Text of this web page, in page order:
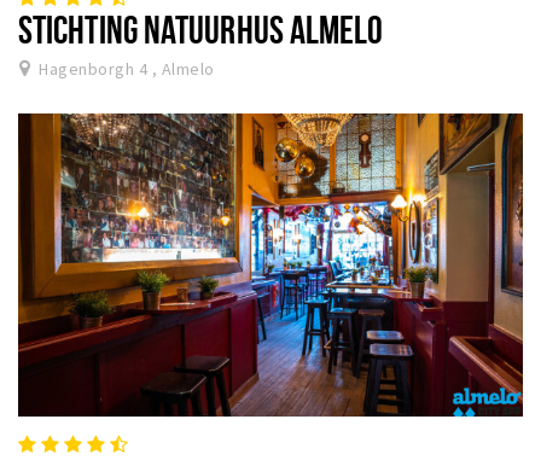
STICHTING NATUURHUS ALMELO
Hagenborgh 4 , Almelo